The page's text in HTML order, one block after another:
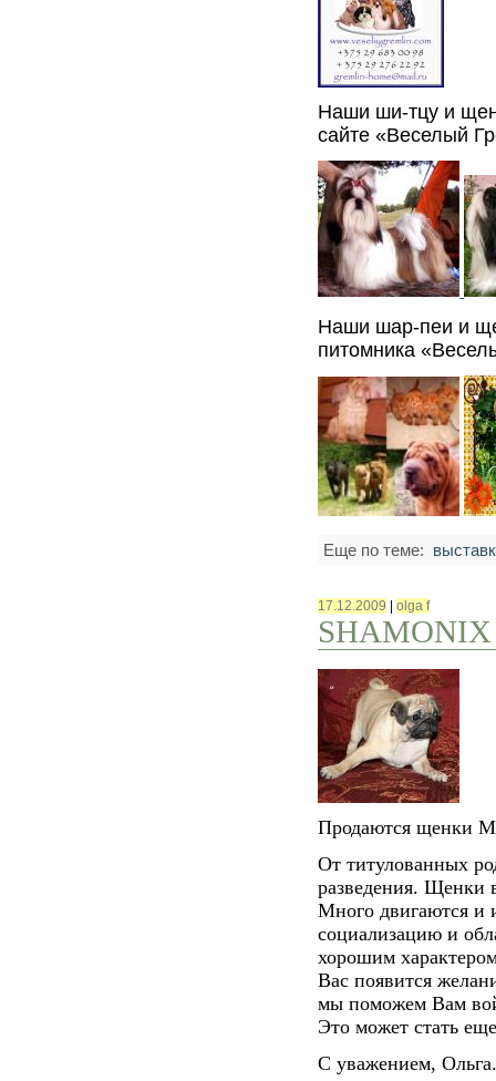
Наши ши-тцу и
сайте «Веселый
Наши шар-пеи и
питомника
Еще по теме:
17.12.2009 |olga f
Продаются щенки
От титулованных
разведения. Щенки
Много двигаются и
социализацию и
хорошим
Вас появится
мы поможем Вам
Это может стать
С уважением,